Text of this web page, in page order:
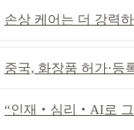
손상 케어는 더 강력하게,
중국, 화장품 허가·등록 대수
“인재‧심리‧AI로 그